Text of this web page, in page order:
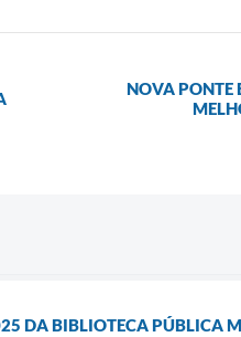
NOVA PONTE
DA BIBLIOTECA PÚBLICA